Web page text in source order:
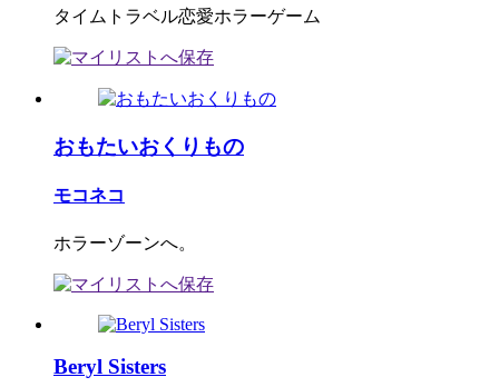
タイムトラベル恋愛ホラーゲーム
おもたいおくりもの
モコネコ
ホラーゾーンへ。
Beryl Sisters